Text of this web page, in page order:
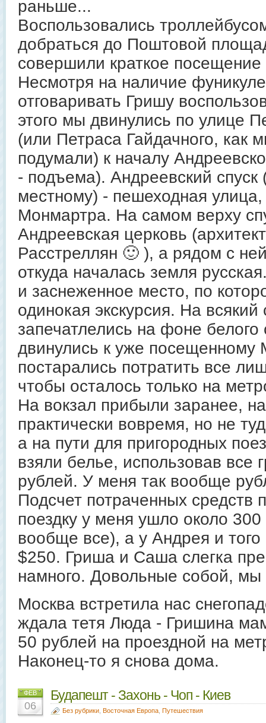
раньше...
Воспользовались
добраться до Поштовой
совершили краткое
Несмотря на наличие
отговаривать Гришу
этого мы двинулись по улице
(или Петраса Гайдачного, как
подумали) к началу
- подъема). Андреевский спуск
местному) - пешеходная
Монмартра. На самом верху
Андреевская церковь
Расстреллян 🙂 ), а рядом с
откуда началась земля
и заснеженное место, по
одинокая экскурсия. На всякий
запечатлелись на фоне белого
двинулись к уже посещенному
постарались потратить все
чтобы осталось только на
На вокзал прибыли заранее,
практически вовремя, но не
а на пути для пригородных
взяли белье, использовав все
рублей. У меня так вообще
Подсчет потраченных средств
поездку у меня ушло около
вообще все), а у Андрея и
$250. Гриша и Саша слегка
намного. Довольные собой, мы
Москва встретила нас
ждала тетя Люда - Гришина
50 рублей на проездной на
Наконец-то я снова дома.
ФЕВ
06
Будапешт - Захонь - Чоп - Киев
Без рубрики Восточная Европа Путешествия